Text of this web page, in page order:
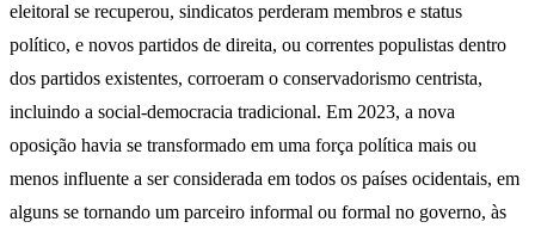
eleitoral se recuperou, sindicatos perderam membros e status
político, e novos partidos de direita, ou correntes populistas dentro
dos partidos existentes, corroeram o conservadorismo centrista,
incluindo a social-democracia tradicional. Em 2023, a nova
oposição havia se transformado em uma força política mais ou
menos influente a ser considerada em todos os países ocidentais, em
alguns se tornando um parceiro informal ou formal no governo, às